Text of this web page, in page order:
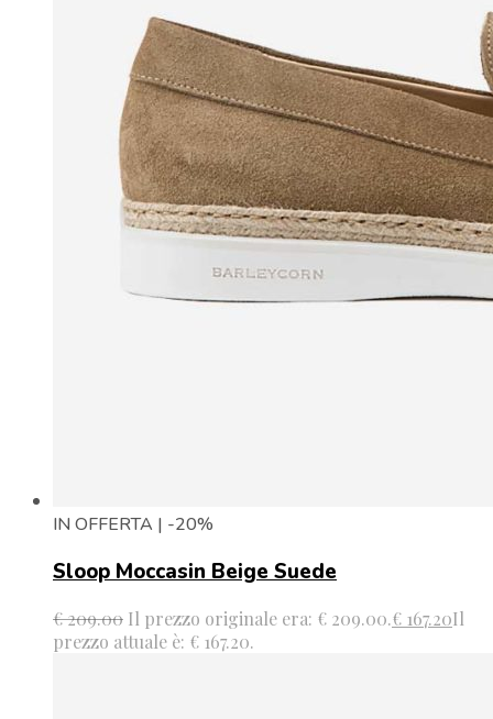
IN OFFERTA | -20%
Sloop Moccasin Beige Suede
€209.00 Il prezzo originale era: € 209.00.€ 167.20Il
prezzo attuale è: € 167.20.